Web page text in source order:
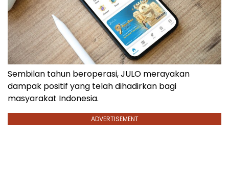
Sembilan tahun beroperasi, JULO merayakan
dampak positif yang telah dihadirkan bagi
masyarakat Indonesia.
ADVERTISEMENT